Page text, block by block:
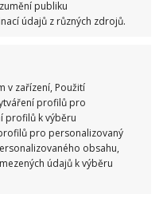
publiku
údajů z různých zdrojů.
v zařízení, Použití
profilů pro
profilů k výběru
pro personalizovaný
obsahu,
údajů k výběru
prověří, kdo zná
dokonale